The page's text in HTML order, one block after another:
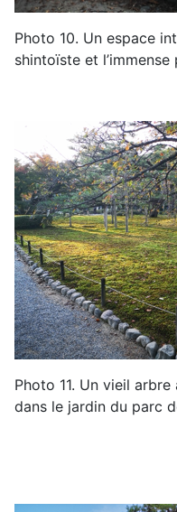
Photo 10. Un espace
shintoïste et
Photo 11. Un vieil arbre
dans le jardin du parc